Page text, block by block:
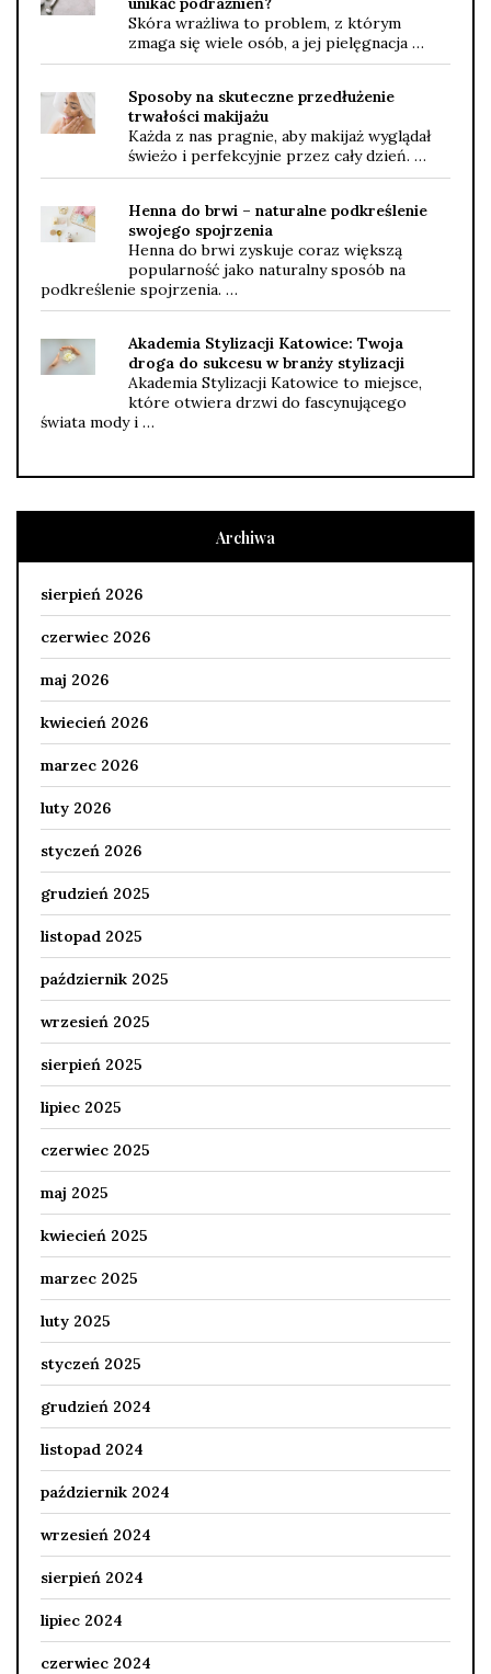
Skóra wrażliwa to problem, z którym
zmaga się wiele osób, a jej pielęgnacja …
Sposoby na skuteczne przedłużenie
trwałości makijażu
Każda z nas pragnie, aby makijaż wyglądał
świeżo i perfekcyjnie przez cały dzień. …
Henna do brwi – naturalne podkreślenie
swojego spojrzenia
Henna do brwi zyskuje coraz większą
popularność jako naturalny sposób na
podkreślenie spojrzenia. …
Akademia Stylizacji Katowice: Twoja
droga do sukcesu w branży stylizacji
Akademia Stylizacji Katowice to miejsce,
które otwiera drzwi do fascynującego
świata mody i …
Archiwa
sierpień 2026
czerwiec 2026
maj 2026
kwiecień 2026
marzec 2026
luty 2026
styczeń 2026
grudzień 2025
listopad 2025
październik 2025
wrzesień 2025
sierpień 2025
lipiec 2025
czerwiec 2025
maj 2025
kwiecień 2025
marzec 2025
luty 2025
styczeń 2025
grudzień 2024
listopad 2024
październik 2024
wrzesień 2024
sierpień 2024
lipiec 2024
czerwiec 2024